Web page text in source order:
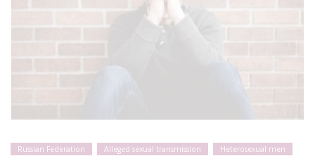
Russian Federation Alleged sexual transmission Heterosexual men